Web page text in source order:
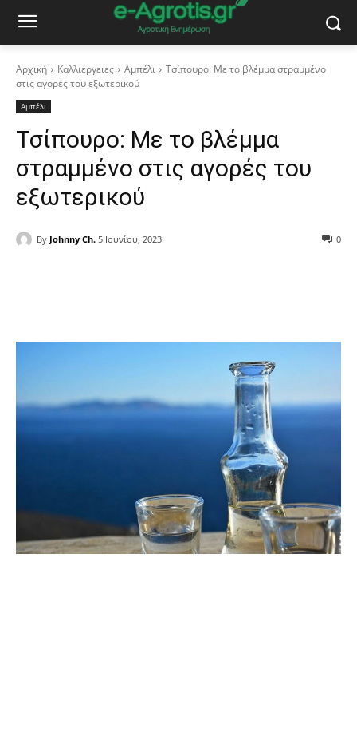
Αρχική Καλλιέργειες Αμπέλι
Τσίπουρο: Με το βλέμμα στραμμένο
στις αγορές του εξωτερικού
Αμπέλι
Τσίπουρο: Με το βλέμμα
στραμμένο στις αγορές του
εξωτερικού
By Johnny Ch. 5 Ιουνίου, 2023 0